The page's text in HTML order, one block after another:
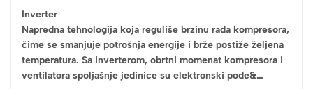
Inverter
Napredna tehnologija koja reguliše brzinu rada kompresora,
čime se smanjuje potrošnja energije i brže postiže željena
temperatura. Sa inverterom, obrtni momenat kompresora i
ventilatora spoljašnje jedinice su elektronski pode&…